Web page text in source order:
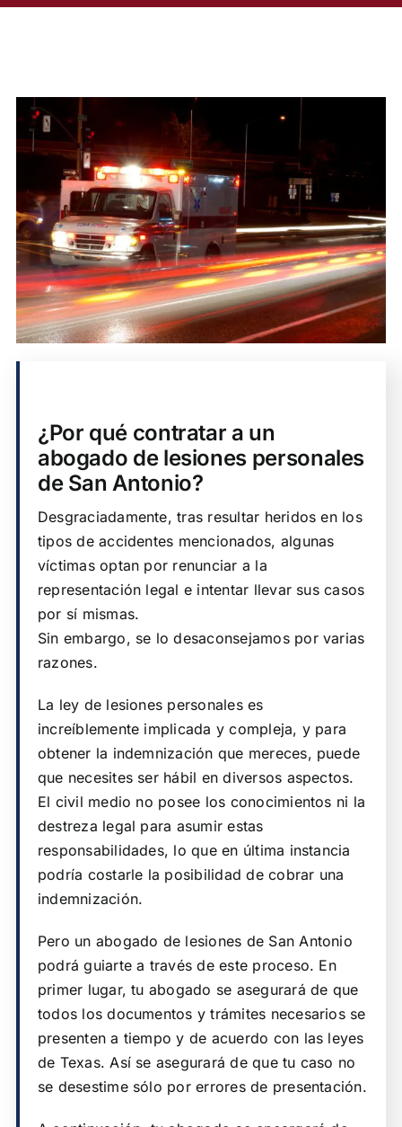
¿Por qué contratar a un
abogado de lesiones personales
de San Antonio?
Desgraciadamente, tras resultar heridos en los
tipos de accidentes mencionados, algunas
víctimas optan por renunciar a la
representación legal e intentar llevar sus casos
por sí mismas.
Sin embargo, se lo desaconsejamos por varias
razones.
La ley de lesiones personales es
increíblemente implicada y compleja, y para
obtener la indemnización que mereces, puede
que necesites ser hábil en diversos aspectos.
El civil medio no posee los conocimientos ni la
destreza legal para asumir estas
responsabilidades, lo que en última instancia
podría costarle la posibilidad de cobrar una
indemnización.
Pero un abogado de lesiones de San Antonio
podrá guiarte a través de este proceso. En
primer lugar, tu abogado se asegurará de que
todos los documentos y trámites necesarios se
presenten a tiempo y de acuerdo con las leyes
de Texas. Así se asegurará de que tu caso no
se desestime sólo por errores de presentación.